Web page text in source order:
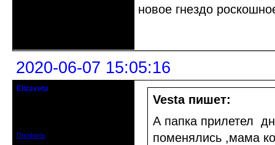
новое гнездо
2020-06-07 15:05:16
Elizaveta
Профиль
Vesta пишет:
А папка прилетел
поменялись ,мама